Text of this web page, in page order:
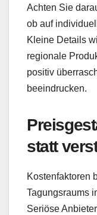
Achten Sie
ob auf
Kleine Details
regionale
positiv
beeindrucken.
statt
Kostenfaktoren
Tagungsraums
Seriöse